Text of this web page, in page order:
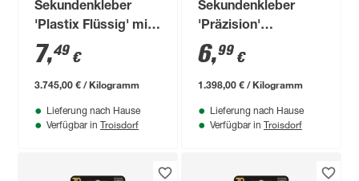
Sekundenkleber
'Plastix Flüssig' mit
Aktivator-Stift
transparent 2 g/4 ml
7,49 €
3.745,00 € / Kilogramm
Lieferung nach Hause
Verfügbar in Troisdorf
Sekundenkleber
'Präzision'
transparent 5 g
6,99 €
1.398,00 € / Kilogramm
Lieferung nach Hause
Verfügbar in Troisdorf